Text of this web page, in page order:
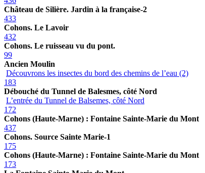
Château de Silière. Jardin à la française-2
433
Cohons. Le Lavoir
432
Cohons. Le ruisseau vu du pont.
99
Ancien Moulin
Découvrons les insectes du bord des chemins de l’eau (2)
183
Débouché du Tunnel de Balesmes, côté Nord
L’entrée du Tunnel de Balsemes, côté Nord
172
Cohons (Haute-Marne) : Fontaine Sainte-Marie du Mont
437
Cohons. Source Sainte Marie-1
175
Cohons (Haute-Marne) : Fontaine Sainte-Marie du Mont
173